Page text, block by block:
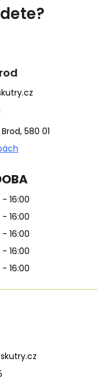
580 01
16:00
16:00
16:00
16:00
16:00